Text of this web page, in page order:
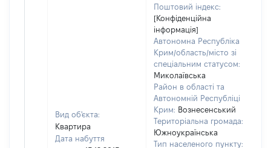
Вид об'єкта:
Квартира
Дата набуття
Поштовий індекс:
[Конфіденційна
інформація]
Автономна Республіка
Крим/область/місто зі
спеціальним статусом:
Миколаївська
Район в області та
Автономній Республіці
Крим: Вознесенський
Територіальна громада:
Южноукраїнська
Тип населеного пункту: